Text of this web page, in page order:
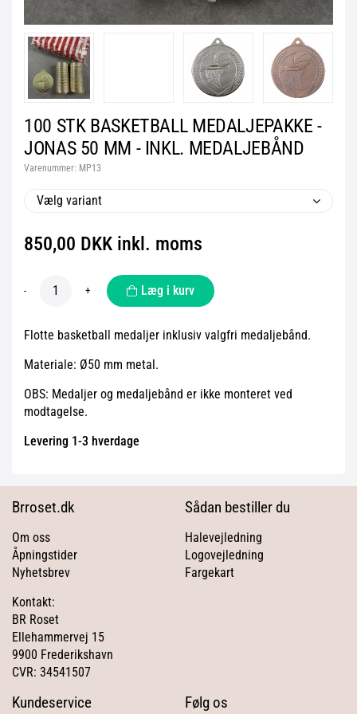
100 STK BASKETBALL MEDALJEPAKKE -
JONAS 50 MM - INKL. MEDALJEBÅND
Varenummer: MP13
Vælg variant
850,00 DKK inkl. moms
- + Læg i kurv
Flotte basketball medaljer inklusiv valgfri medaljebånd.
Materiale: Ø50 mm metal.
OBS: Medaljer og medaljebånd er ikke monteret ved
modtagelse.
Levering 1-3 hverdage
Brroset.dk
Om oss
Åpningstider
Nyhetsbrev
Kontakt:
BR Roset
Ellehammervej 15
9900 Frederikshavn
CVR: 34541507
Sådan bestiller du
Halevejledning
Logovejledning
Fargekart
Kundeservice Følg os